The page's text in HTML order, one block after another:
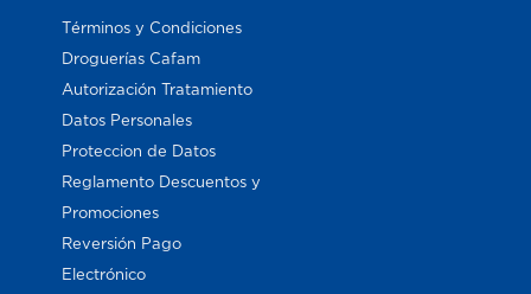
Términos y Condiciones
Droguerías Cafam
Autorización Tratamiento
Datos Personales
Proteccion de Datos
Reglamento Descuentos y
Promociones
Reversión Pago
Electrónico